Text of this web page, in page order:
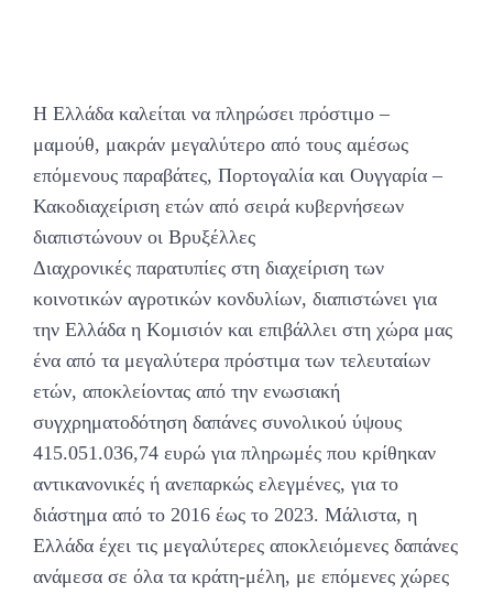
Η Ελλάδα καλείται να πληρώσει πρόστιμο –
μαμούθ, μακράν μεγαλύτερο από τους αμέσως
επόμενους παραβάτες, Πορτογαλία και Ουγγαρία –
Κακοδιαχείριση ετών από σειρά κυβερνήσεων
διαπιστώνουν οι Βρυξέλλες
Διαχρονικές παρατυπίες στη διαχείριση των
κοινοτικών αγροτικών κονδυλίων, διαπιστώνει για
την Ελλάδα η Κομισιόν και επιβάλλει στη χώρα μας
ένα από τα μεγαλύτερα πρόστιμα των τελευταίων
ετών, αποκλείοντας από την ενωσιακή
συγχρηματοδότηση δαπάνες συνολικού ύψους
415.051.036,74 ευρώ για πληρωμές που κρίθηκαν
αντικανονικές ή ανεπαρκώς ελεγμένες, για το
διάστημα από το 2016 έως το 2023. Μάλιστα, η
Ελλάδα έχει τις μεγαλύτερες αποκλειόμενες δαπάνες
ανάμεσα σε όλα τα κράτη-μέλη, με επόμενες χώρες